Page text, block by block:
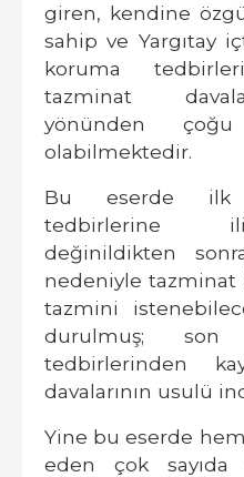
giren, kendine
sahip ve Yargıtay
koruma
tazminat
yönünden çoğu
olabilmektedir.
Bu eserde ilk
tedbirlerine
değinildikten
nedeniyle tazminat
tazmini
durulmuş; son
tedbirlerinden
davalarının usulü
Yine bu eserde
eden çok